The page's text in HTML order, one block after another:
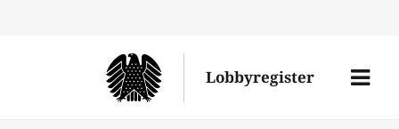
Lobbyregister
Menü